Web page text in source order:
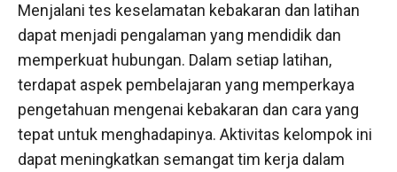
Menjalani tes keselamatan kebakaran dan latihan
dapat menjadi pengalaman yang mendidik dan
memperkuat hubungan. Dalam setiap latihan,
terdapat aspek pembelajaran yang memperkaya
pengetahuan mengenai kebakaran dan cara yang
tepat untuk menghadapinya. Aktivitas kelompok ini
dapat meningkatkan semangat tim kerja dalam